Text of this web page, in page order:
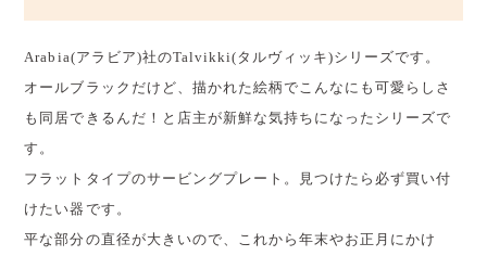
Arabia(アラビア)社のTalvikki(タルヴィッキ)シリーズです。
オールブラックだけど、描かれた絵柄でこんなにも可愛らしさ
も同居できるんだ！と店主が新鮮な気持ちになったシリーズで
す。
フラットタイプのサービングプレート。見つけたら必ず買い付
けたい器です。
平な部分の直径が大きいので、これから年末やお正月にかけ